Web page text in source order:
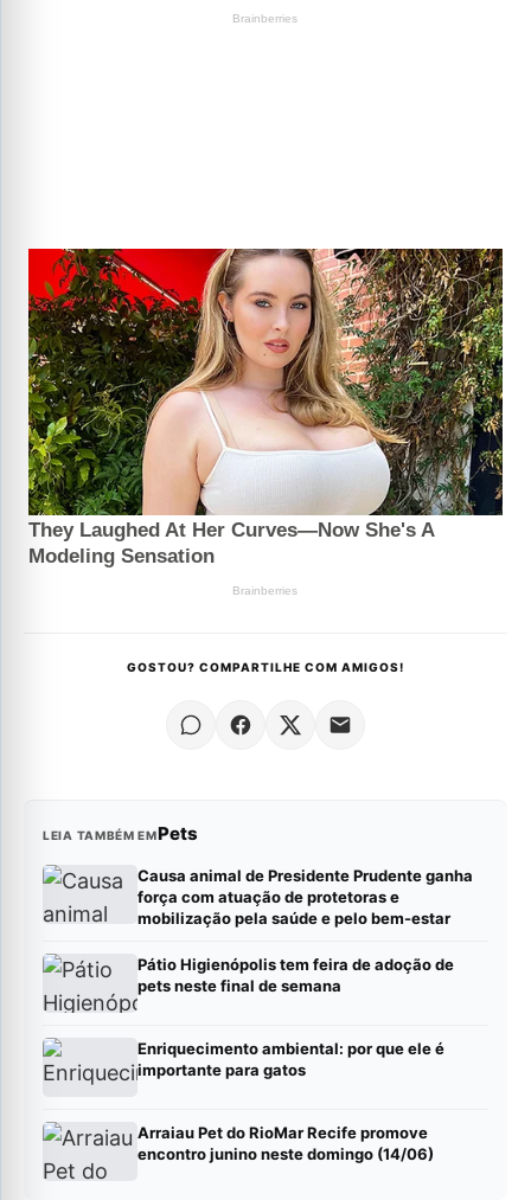
GOSTOU? COMPARTILHE COM AMIGOS!
LEIA TAMBÉM EMPets
Causa animal de Presidente Prudente ganha
força com atuação de protetoras e
mobilização pela saúde e pelo bem-estar
Pátio Higienópolis tem feira de adoção de
pets neste final de semana
Enriquecimento ambiental: por que ele é
importante para gatos
Arraiau Pet do RioMar Recife promove
encontro junino neste domingo (14/06)